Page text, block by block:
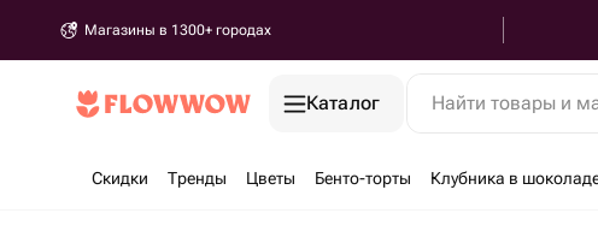
Магазины в 1300+ городах
Каталог Найти товары и
Скидки Тренды Цветы Бенто-торты Клубника в